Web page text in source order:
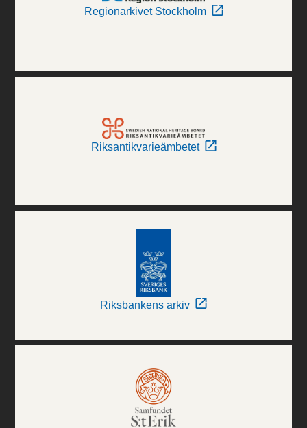
Regionarkivet Stockholm
Riksantikvarieämbetet
Riksbankens arkiv